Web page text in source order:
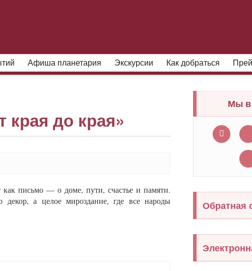
Афиша планетария Экскурсии Как добраться
до края»
как письмо — о доме, пути, счастье и памяти.
а целое мироздание, где все народы
Мы в
Обратная